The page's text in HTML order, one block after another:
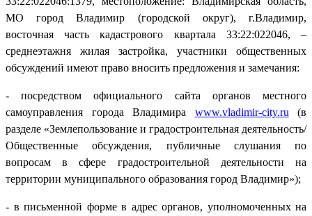
МО город Владимир (городской округ), г.Владимир,
восточная часть кадастрового квартала 33:22:022046, –
среднеэтажня жилая застройка, участники общественных
обсуждений имеют право вносить предложения и замечания:
- посредством официального сайта органов местного
самоуправления города Владимира www.vladimir-city.ru (в
разделе «Землепользование и градостроительная деятельность/
Общественные обсуждения, публичные слушания по
вопросам в сфере градостроительной деятельности на
территории муниципального образования город Владимир»);
- в письменной форме в адрес органов, уполномоченных на